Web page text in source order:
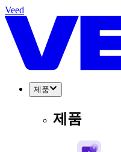
Veed
제품
제품